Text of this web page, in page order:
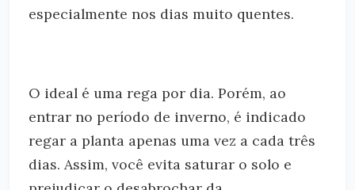
especialmente nos dias muito quentes.
O ideal é uma rega por dia. Porém, ao
entrar no período de inverno, é indicado
regar a planta apenas uma vez a cada três
dias. Assim, você evita saturar o solo e